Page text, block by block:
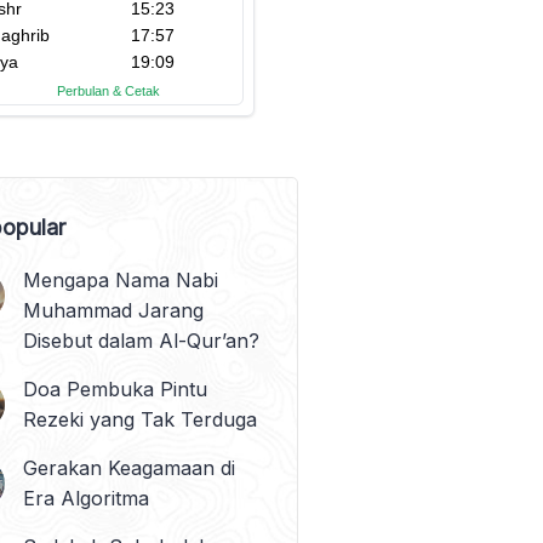
Mengapa Nama Nabi
Muhammad Jarang
Disebut dalam Al-Qur’an?
Doa Pembuka Pintu
Rezeki yang Tak Terduga
Gerakan Keagamaan di
Era Algoritma